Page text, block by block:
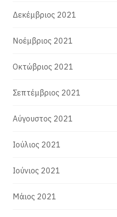
Δεκέμβριος 2021
Νοέμβριος 2021
Οκτώβριος 2021
Σεπτέμβριος 2021
Αύγουστος 2021
Ιούλιος 2021
Ιούνιος 2021
Μάιος 2021